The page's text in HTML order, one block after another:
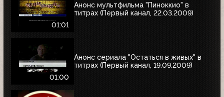
01:01
Анонс мультфильма "Пиноккио" в
титрах (Первый канал, 22.03.2009)
01:00
Анонс сериала "Остаться в живых" в
титрах (Первый канал, 19.09.2009)